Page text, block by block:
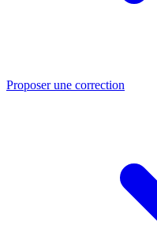
Proposer une correction